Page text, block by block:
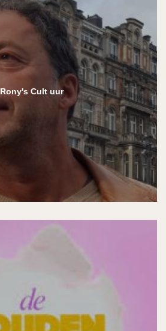
Rony's Cult uur